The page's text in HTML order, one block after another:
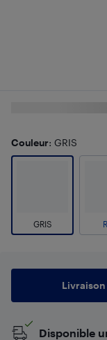
Couleur: GRIS
GRIS
Livraison
Disponible